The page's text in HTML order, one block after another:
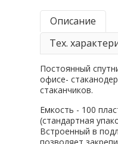
Описание
Тех.
Постоянный
офисе-
стаканчиков.
Емкость - 100
(стандартная
Встроенный в